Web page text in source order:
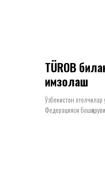
TÜROB
имзолаш
Ўзбекистон
Федерацияси